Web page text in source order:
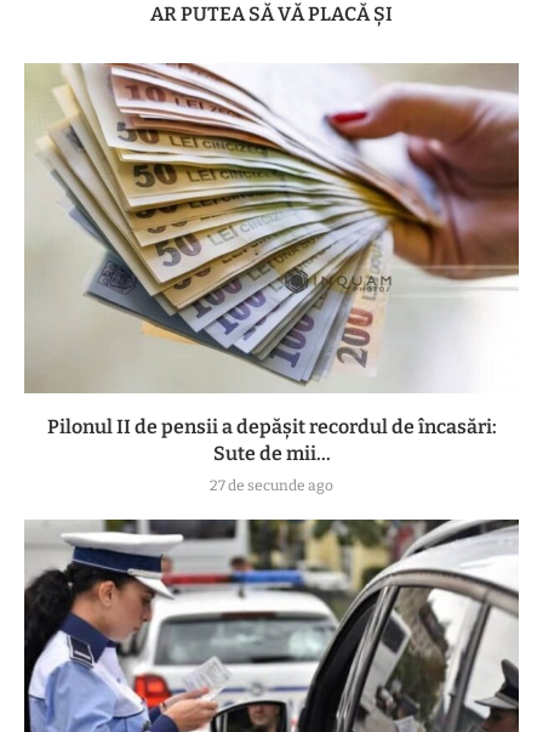
AR PUTEA SĂ VĂ PLACĂ ȘI
Pilonul II de pensii a depășit recordul de încasări:
Sute de mii...
27 de secunde ago